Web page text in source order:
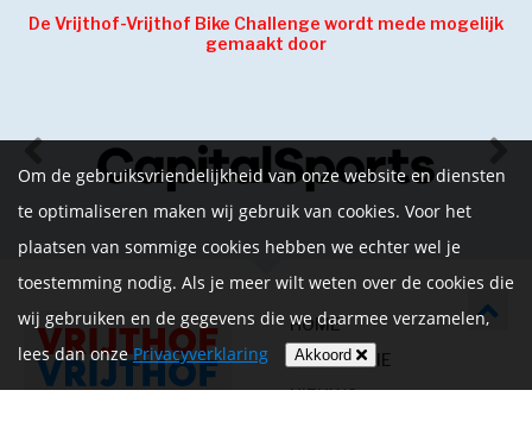
De Vrijthof-Vrijthof Bike Challenge wordt mede mogelijk
gemaakt door
HOME
INFORMATIE
NIEUWS
Om de gebruiksvriendelijkheid van onze website en diensten
te optimaliseren maken wij gebruik van cookies. Voor het
plaatsen van sommige cookies hebben we echter wel je
toestemming nodig. Als je meer wilt weten over de cookies die
wij gebruiken en de gegevens die we daarmee verzamelen,
lees dan onzePrivacyverklaring Akkoord